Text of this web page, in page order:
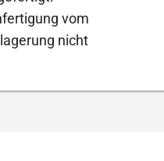
vom
nicht